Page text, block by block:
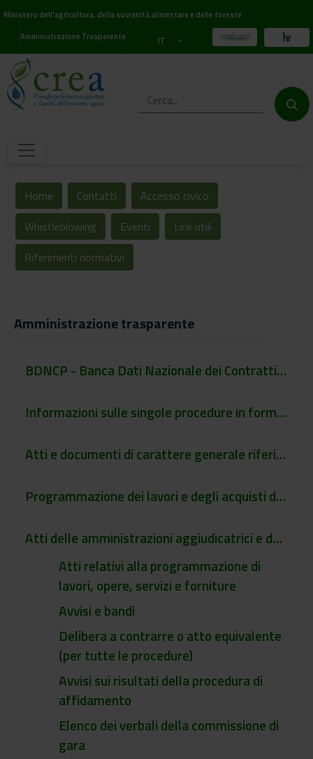
Ministero dell'agricoltura, della sovranità alimentare e delle foreste
Amministrazione Trasparente
IT
Home Contatti
Accesso civico
Whistleblowing
Eventi
Link utili
Riferimenti normativi
Amministrazione trasparente
BDNCP - Banca Dati Nazionale dei Contratti Pubblici
Informazioni sulle singole procedure in formato tabellare
Atti e documenti di carattere generale riferiti a tutte le procedure
Programmazione dei lavori e degli acquisti di beni e di servizi
Atti delle amministrazioni aggiudicatrici e degli enti aggiudicatori distintamente per ogni procedura di affidamento
Atti relativi alla programmazione di
lavori, opere, servizi e forniture
Avvisi e bandi
Delibera a contrarre o atto equivalente
(per tutte le procedure)
Avvisi sui risultati della procedura di
affidamento
Elenco dei verbali della commissione di
gara